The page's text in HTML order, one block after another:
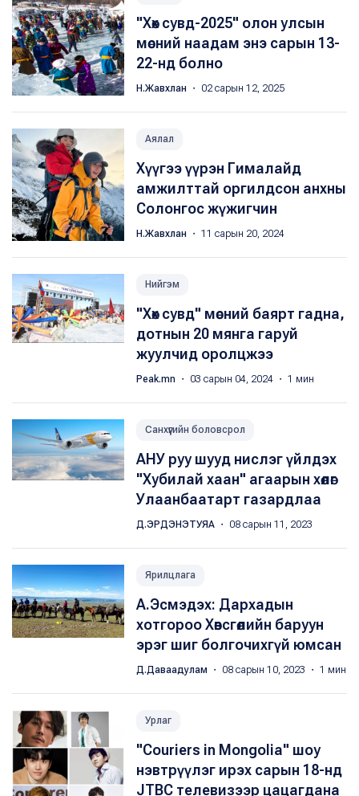
"Хөх сувд-2025" олон улсын
мөсний наадам энэ сарын 13-
22-нд болно
Н.Жавхлан ・ 02 сарын 12, 2025
Аялал
Хүүгээ үүрэн Гималайд
амжилттай оргилдсон анхны
Солонгос жүжигчин
Н.Жавхлан ・ 11 сарын 20, 2024
Нийгэм
"Хөх сувд" мөсний баярт гадна,
дотнын 20 мянга гаруй
жуулчид оролцжээ
Peak.mn ・ 03 сарын 04, 2024 ・ 1 мин
Санхүүгийн боловсрол
АНУ руу шууд нислэг үйлдэх
"Хубилай хаан" агаарын хөлөг
Улаанбаатарт газардлаа
Д.ЭРДЭНЭТУЯА ・ 08 сарын 11, 2023
Ярилцлага
А.Эсмэдэх: Дархадын
хотгороо Хөвсгөлийн баруун
эрэг шиг болгочихгүй юмсан
Д.Даваадулам ・ 08 сарын 10, 2023 ・ 1 мин
Урлаг
"Couriers in Mongolia" шоу
нэвтрүүлэг ирэх сарын 18-нд
JTBC телевизээр цацагдана